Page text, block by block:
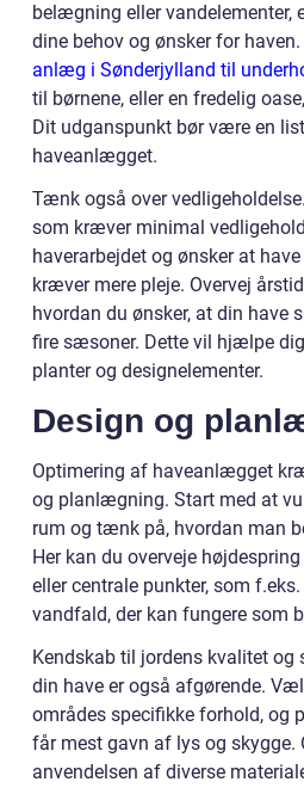
belægning eller vandelementer,
dine behov og ønsker for
anlæg i Sønderjylland til
til børnene, eller en fredelig
Dit udganspunkt bør være en
haveanlægget.
Tænk også over
som kræver minimal
haverarbejdet og ønsker at
kræver mere pleje. Overvej
hvordan du ønsker, at din have
fire sæsoner. Dette vil hjælpe
planter og designelementer.
Design og
Optimering af haveanlægget
og planlægning. Start med at
rum og tænk på, hvordan man
Her kan du overveje
eller centrale punkter, som
vandfald, der kan fungere som
Kendskab til jordens kvalitet og
din have er også afgørende.
områdes specifikke forhold, og
får mest gavn af lys og skygge.
anvendelsen af diverse